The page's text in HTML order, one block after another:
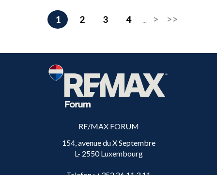
1 2 3 4 ...
RE/MAX FORUM
154, avenue du X Septembre
L- 2550 Luxembourg